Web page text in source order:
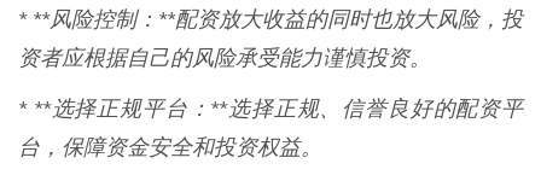
* **风险控制：**配资放大收益的同时也放大风险，投
资者应根据自己的风险承受能力谨慎投资。
* **选择正规平台：**选择正规、信誉良好的配资平
台，保障资金安全和投资权益。